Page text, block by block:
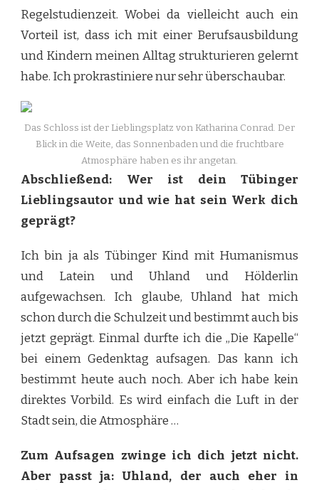
Regelstudienzeit. Wobei da vielleicht auch ein
Vorteil ist, dass ich mit einer Berufsausbildung
und Kindern meinen Alltag strukturieren gelernt
habe. Ich prokrastiniere nur sehr überschaubar.
Das Schloss ist der Lieblingsplatz von Katharina Conrad. Der
Blick in die Weite, das Sonnenbaden und die fruchtbare
Atmosphäre haben es ihr angetan.
Abschließend: Wer ist dein Tübinger
Lieblingsautor und wie hat sein Werk dich
geprägt?
Ich bin ja als Tübinger Kind mit Humanismus
und Latein und Uhland und Hölderlin
aufgewachsen. Ich glaube, Uhland hat mich
schon durch die Schulzeit und bestimmt auch bis
jetzt geprägt. Einmal durfte ich die „Die Kapelle“
bei einem Gedenktag aufsagen. Das kann ich
bestimmt heute auch noch. Aber ich habe kein
direktes Vorbild. Es wird einfach die Luft in der
Stadt sein, die Atmosphäre …
Zum Aufsagen zwinge ich dich jetzt nicht.
Aber passt ja: Uhland, der auch eher in